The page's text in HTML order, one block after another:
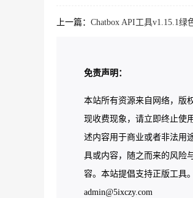
上一篇： Chatbox API工具v1.15.1绿
免责声明：
本站所有资源来自网络，版
现收费现象，请立即终止使
述内容用于商业或者非法用
具或内容，随之而来的风险
容。本站提倡支持正版工具
admin@5ixczy.com